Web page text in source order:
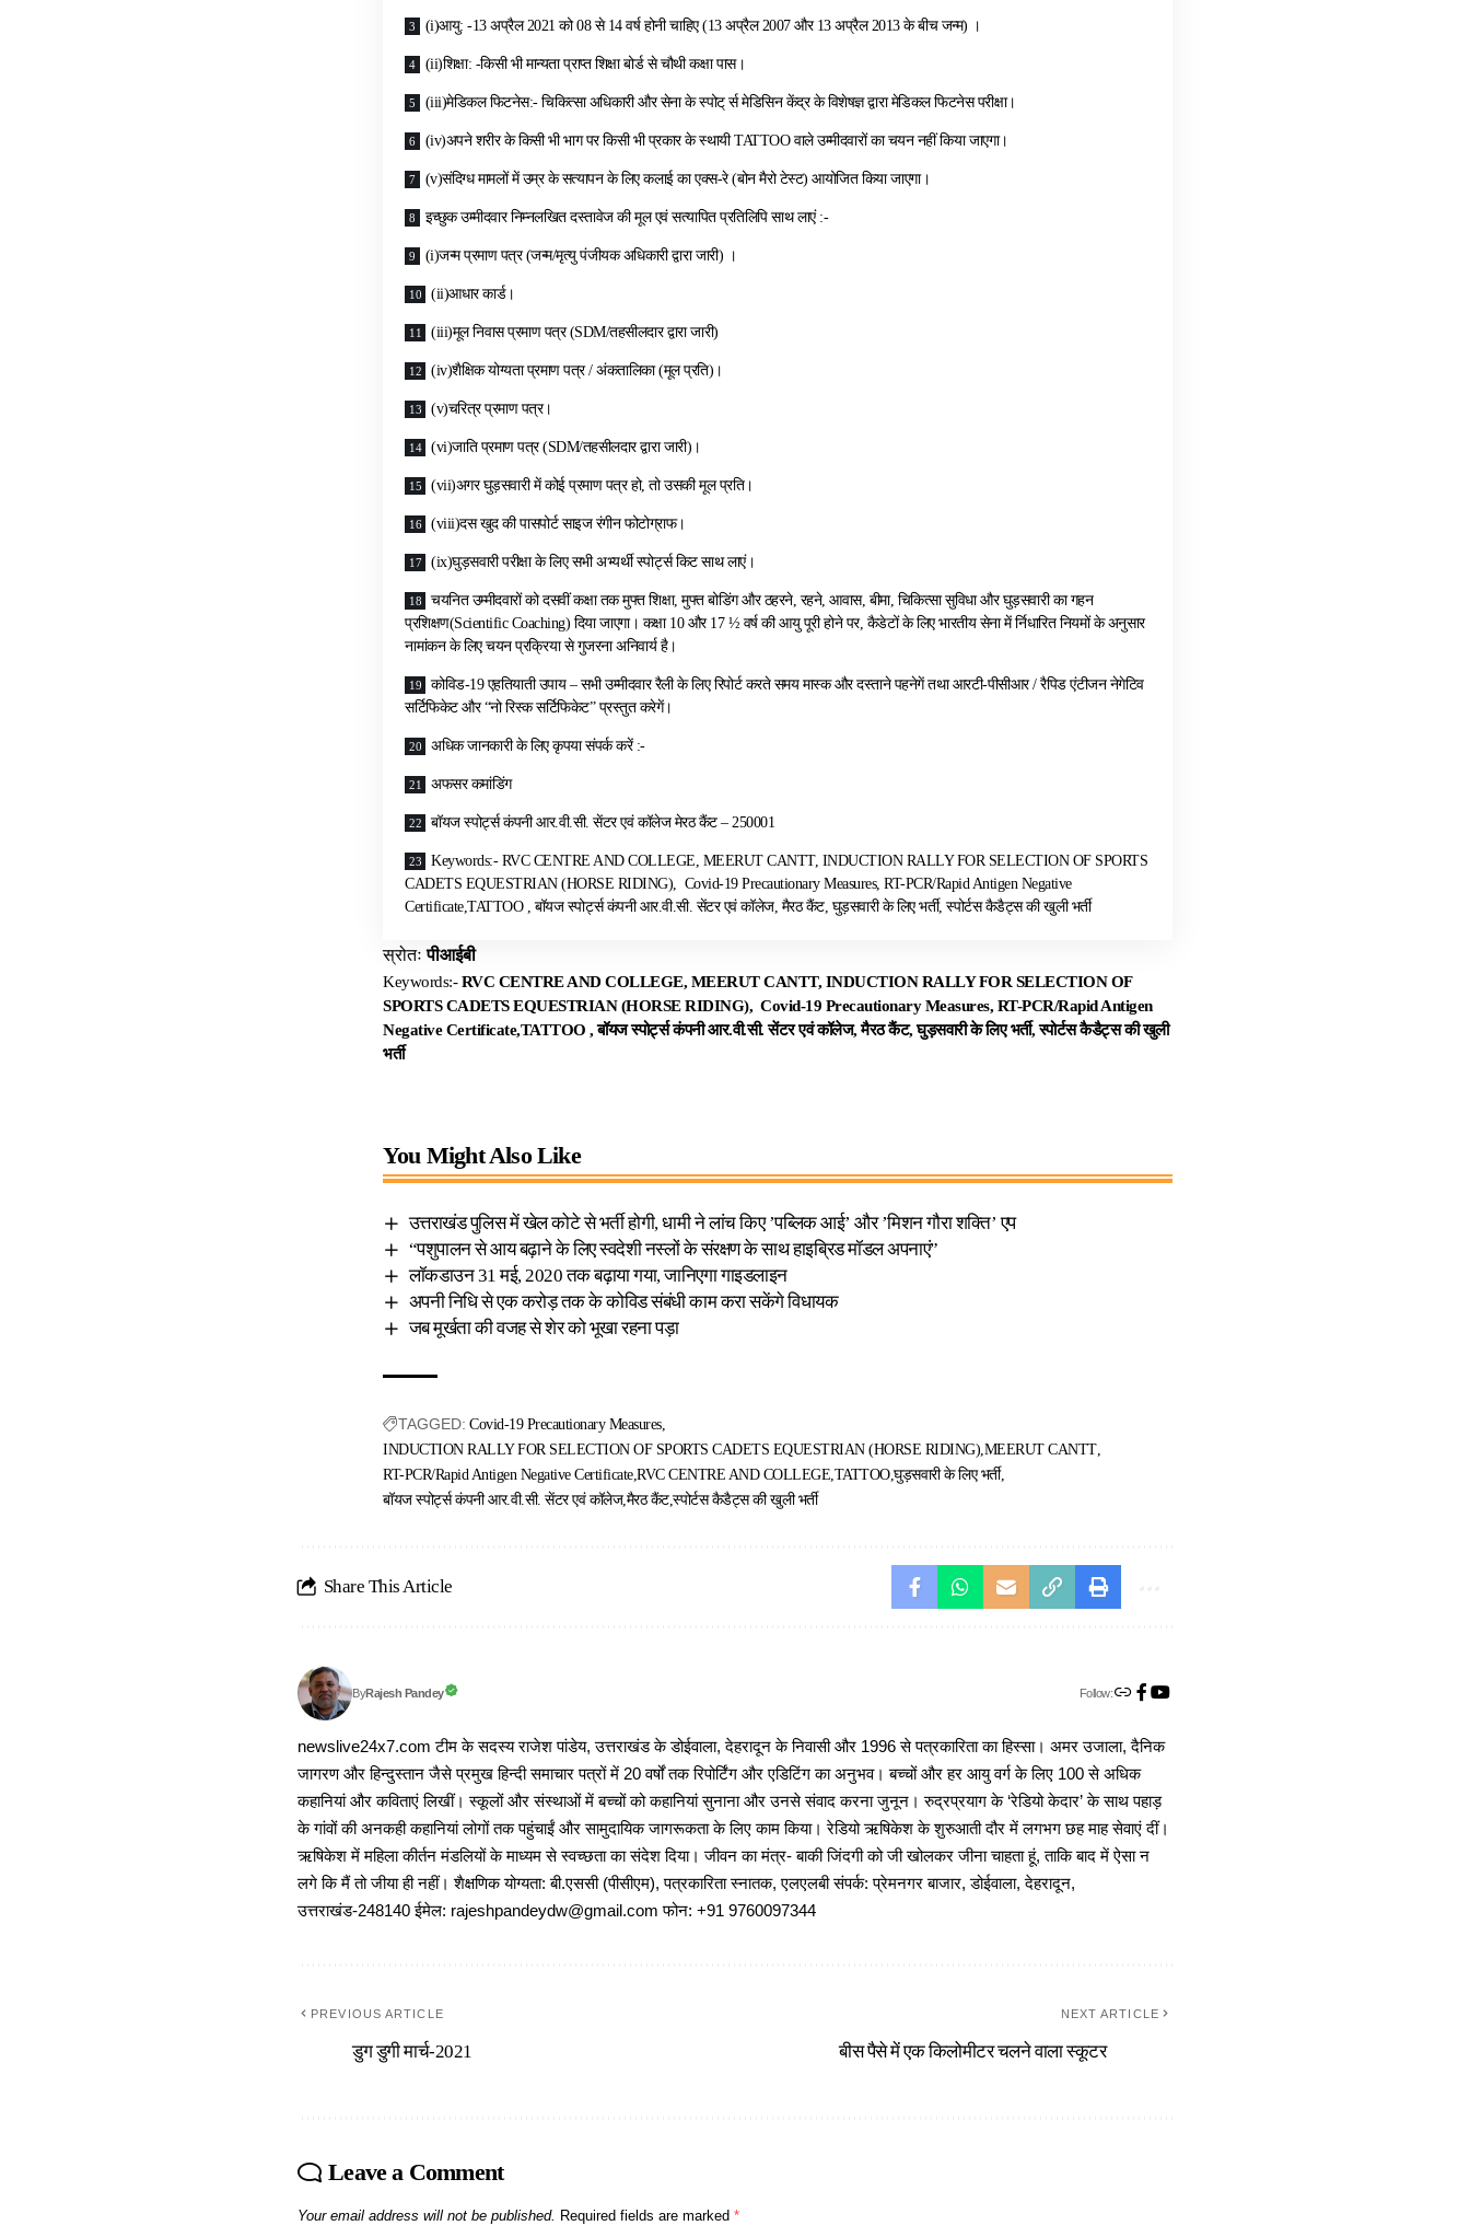
(i)आयु: -13 अप्रैल 2021 को 08 से 14 वर्ष होनी चाहिए (13 अप्रैल 2007 और 13 अप्रैल 2013 के बीच जन्म) ।
(ii)शिक्षा: -किसी भी मान्यता प्राप्त शिक्षा बोर्ड से चौथी कक्षा पास।
(iii)मेडिकल फिटनेस:- चिकित्सा अधिकारी और सेना के स्पोट् र्स मेडिसिन केंद्र के विशेषज्ञ द्वारा मेडिकल फिटनेस परीक्षा।
(iv)अपने शरीर के किसी भी भाग पर किसी भी प्रकार के स्थायी TATTOO वाले उम्मीदवारों का चयन नहीं किया जाएगा।
(v)संदिग्ध मामलों में उम्र के सत्यापन के लिए कलाई का एक्स-रे (बोन मैरो टेस्ट) आयोजित किया जाएगा।
इच्छुक उम्मीदवार निम्नलखित दस्तावेज की मूल एवं सत्यापित प्रतिलिपि साथ लाएं :-
(i)जन्म प्रमाण पत्र (जन्म/मृत्यु पंजीयक अधिकारी द्वारा जारी) ।
(ii)आधार कार्ड।
(iii)मूल निवास प्रमाण पत्र (SDM/तहसीलदार द्वारा जारी)
(iv)शैक्षिक योग्यता प्रमाण पत्र / अंकतालिका (मूल प्रति)।
(v)चरित्र प्रमाण पत्र।
(vi)जाति प्रमाण पत्र (SDM/तहसीलदार द्वारा जारी)।
(vii)अगर घुड़सवारी में कोई प्रमाण पत्र हो, तो उसकी मूल प्रति।
(viii)दस खुद की पासपोर्ट साइज रंगीन फोटोग्राफ।
(ix)घुड़सवारी परीक्षा के लिए सभी अभ्यर्थी स्पोर्ट्स किट साथ लाएं।
चयनित उम्मीदवारों को दसवीं कक्षा तक मुफ्त शिक्षा, मुफ्त बोडिंग और ठहरने, रहने, आवास, बीमा, चिकित्सा सुविधा और घुड़सवारी का गहन
प्रशिक्षण(Scientific Coaching) दिया जाएगा। कक्षा 10 और 17 ½ वर्ष की आयु पूरी होने पर, कैडेटों के लिए भारतीय सेना में र्निधारित नियमों के अनुसार
नामांकन के लिए चयन प्रक्रिया से गुजरना अनिवार्य है।
कोविड-19 एहतियाती उपाय – सभी उम्मीदवार रैली के लिए रिपोर्ट करते समय मास्क और दस्ताने पहनेगें तथा आरटी-पीसीआर / रैपिड एंटीजन नेगेटिव
सर्टिफिकेट और “नो रिस्क सर्टिफिकेट” प्रस्तुत करेगें।
अधिक जानकारी के लिए कृपया संपर्क करें :-
अफसर कमांडिंग
बॉयज स्पोर्ट्स कंपनी आर.वी.सी. सेंटर एवं कॉलेज मेरठ कैंट – 250001
Keywords:- RVC CENTRE AND COLLEGE, MEERUT CANTT, INDUCTION RALLY FOR SELECTION OF SPORTS
CADETS EQUESTRIAN (HORSE RIDING), Covid-19 Precautionary Measures, RT-PCR/Rapid Antigen Negative
Certificate,TATTOO , बॉयज स्पोर्ट्स कंपनी आर.वी.सी. सेंटर एवं कॉलेज, मैरठ कैंट, घुड़सवारी के लिए भर्ती, स्पोर्टस कैडैट्स की खुली भर्ती
स्रोतःपीआईबी
Keywords:-RVC CENTRE AND COLLEGE, MEERUT CANTT, INDUCTION RALLY FOR SELECTION OF
SPORTS CADETSEQUESTRIAN (HORSE RIDING), Covid-19 Precautionary Measures, RT-PCR/Rapid Antigen
Negative Certificate,TATTOO , बॉयज स्पोर्ट्स कंपनी आर.वी.सी. सेंटर एवं कॉलेज, मैरठ कैंट, घुड़सवारी के लिए भर्ती, स्पोर्टस कैडैट्स की खुली
भर्ती
You Might Also Like
उत्तराखंड पुलिस में खेल कोटे से भर्ती होगी, धामी ने लांच किए ’पब्लिक आई’ और ’मिशन गौरा शक्ति’ एप
“पशुपालन से आय बढ़ाने के लिए स्वदेशी नस्लों के संरक्षण के साथ हाइब्रिड मॉडल अपनाएं”
लॉकडाउन 31 मई, 2020 तक बढ़ाया गया, जानिएगा गाइडलाइन
अपनी निधि से एक करोड़ तक के कोविड संबंधी काम करा सकेंगे विधायक
जब मूर्खता की वजह से शेर को भूखा रहना पड़ा
TAGGED: Covid-19 Precautionary Measures
INDUCTION RALLY FOR SELECTION OF SPORTS CADETS EQUESTRIAN (HORSE RIDING) MEERUT CANTT
RT-PCR/Rapid Antigen Negative Certificate RVC CENTRE AND COLLEGE TATTOO घुड़सवारी के लिए भर्ती
बॉयज स्पोर्ट्स कंपनी आर.वी.सी. सेंटर एवं कॉलेज मैरठ कैंट स्पोर्टस कैडैट्स की खुली भर्ती
Share This Article
ByRajesh Pandey Follow:
newslive24x7.com टीम के सदस्य राजेश पांडेय, उत्तराखंड के डोईवाला, देहरादून के निवासी और 1996 से पत्रकारिता का हिस्सा। अमर उजाला, दैनिक
जागरण और हिन्दुस्तान जैसे प्रमुख हिन्दी समाचार पत्रों में 20 वर्षों तक रिपोर्टिंग और एडिटिंग का अनुभव। बच्चों और हर आयु वर्ग के लिए 100 से अधिक
कहानियां और कविताएं लिखीं। स्कूलों और संस्थाओं में बच्चों को कहानियां सुनाना और उनसे संवाद करना जुनून। रुद्रप्रयाग के ‘रेडियो केदार’ के साथ पहाड़
के गांवों की अनकही कहानियां लोगों तक पहुंचाईं और सामुदायिक जागरूकता के लिए काम किया। रेडियो ऋषिकेश के शुरुआती दौर में लगभग छह माह सेवाएं दीं।
ऋषिकेश में महिला कीर्तन मंडलियों के माध्यम से स्वच्छता का संदेश दिया। जीवन का मंत्र- बाकी जिंदगी को जी खोलकर जीना चाहता हूं, ताकि बाद में ऐसा न
लगे कि मैं तो जीया ही नहीं। शैक्षणिक योग्यता: बी.एससी (पीसीएम), पत्रकारिता स्नातक, एलएलबी संपर्क: प्रेमनगर बाजार, डोईवाला, देहरादून,
उत्तराखंड-248140 ईमेल: rajeshpandeydw@gmail.com फोन: +91 9760097344
PREVIOUS ARTICLE
डुग डुगी मार्च-2021
NEXT ARTICLE
बीस पैसे में एक किलोमीटर चलने वाला स्कूटर
Leave a Comment
Your email address will not be published. Required fields are marked *